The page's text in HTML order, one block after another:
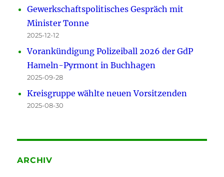
Gewerkschaftspolitisches Gespräch mit
Minister Tonne
2025-12-12
Vorankündigung Polizeiball 2026 der GdP
Hameln-Pyrmont in Buchhagen
2025-09-28
Kreisgruppe wählte neuen Vorsitzenden
2025-08-30
ARCHIV